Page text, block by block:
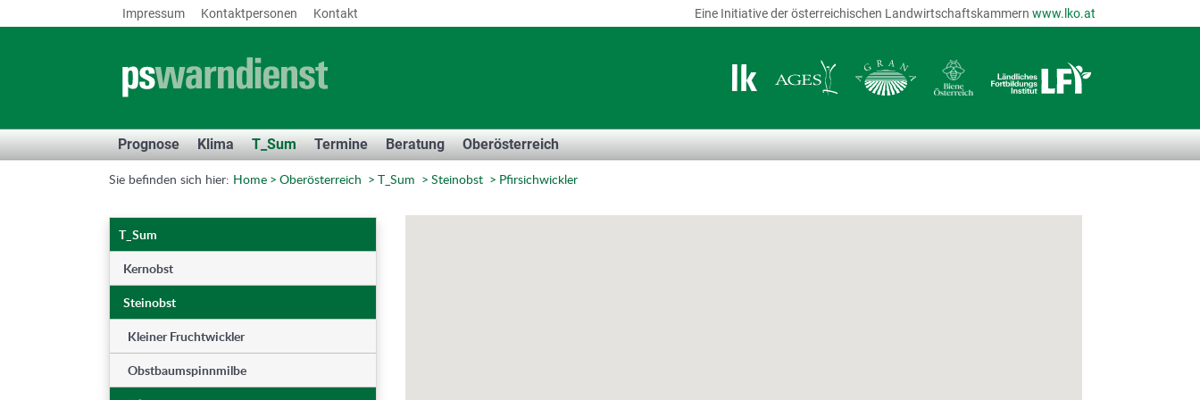
Impressum Kontaktpersonen Kontakt Eine Initiative der österreichischen Landwirtschaftskammern www.lko.at
Prognose Klima T_Sum Termine Beratung Oberösterreich
Sie befinden sich hier: Pfirsichwickler
Steinobst
T_Sum
Oberösterreich
Home
T_Sum
Kernobst
Steinobst
Kleiner Fruchtwickler
Obstbaumspinnmilbe